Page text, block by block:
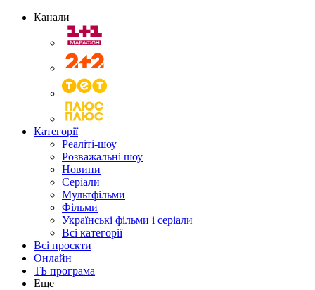
Канали
Категорії
Реаліті-шоу
Розважальні шоу
Новини
Серіали
Мультфільми
Фільми
Українські фільми і серіали
Всі категорії
Всі проєкти
Онлайн
ТБ програма
Еще